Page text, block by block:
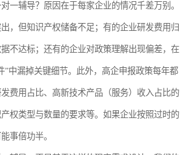
一辅导？原因在于每家企业的情况千差万别。
，但知识产权储备不足；有的企业研发费用归
不达标；还有的企业对政策理解出现偏差，在
”中漏掉关键细节。此外，高企申报政策每年都
费用占比、高新技术产品（服务）收入占比的
权类型与数量的要求等。如果企业按照过时的
事倍功半。